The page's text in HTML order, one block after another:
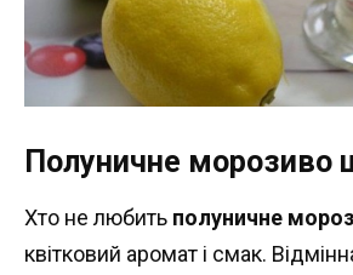
Полуничне морозиво
Хто не любить полуничне
квітковий аромат і смак.